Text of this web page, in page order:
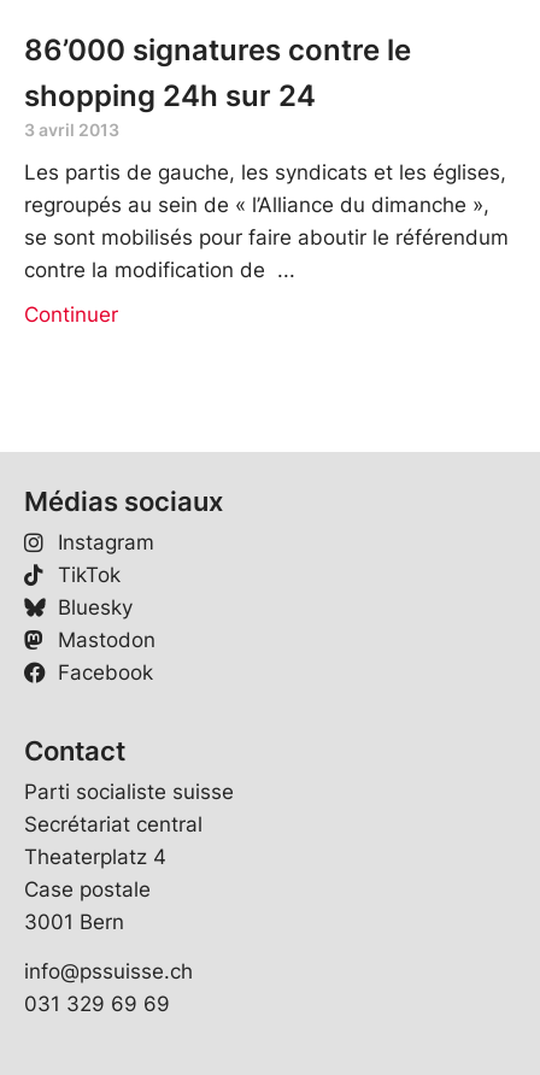
86’000 signatures contre le
shopping 24h sur 24
3 avril 2013
Les partis de gauche, les syndicats et les églises,
regroupés au sein de « l’Alliance du dimanche »,
se sont mobilisés pour faire aboutir le référendum
contre la modification de
Continuer
Médias sociaux
Instagram
TikTok
Bluesky
Mastodon
Facebook
Contact
Parti socialiste suisse
Secrétariat central
Theaterplatz 4
Case postale
3001 Bern
info@pssuisse.ch
031 329 69 69